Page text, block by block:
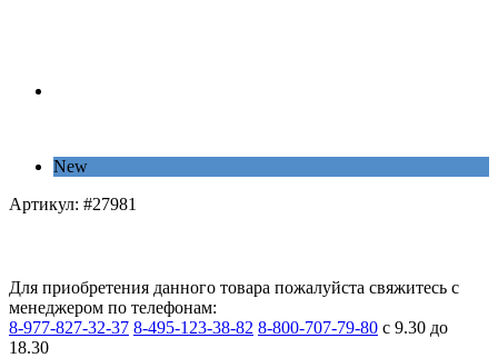
New
Артикул: #27981
Для приобретения данного товара пожалуйста свяжитесь с
менеджером по телефонам:
8-977-827-32-37 8-495-123-38-82 8-800-707-79-80 с 9.30 до
18.30